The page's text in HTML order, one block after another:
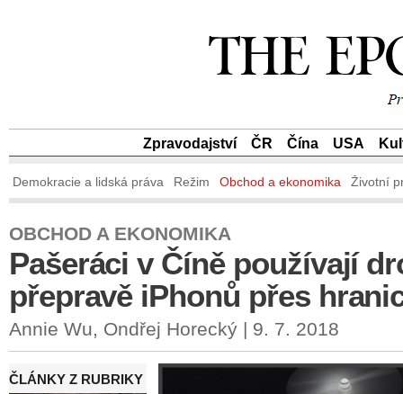
Zpravodajství ČR Čína USA
Demokracie a lidská práva Režim Obchod a ekonomika Životní
OBCHOD A EKONOMIKA
Pašeráci v Číně používají
přepravě iPhonů přes
Annie Wu, Ondřej Horecký | 9. 7. 2018
ČLÁNKY Z RUBRIKY